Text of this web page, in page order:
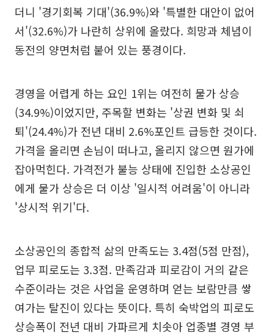
더니 '경기회복 기대'(36.9%)와 '특별한 대안이 없어
서'(32.6%)가 나란히 상위에 올랐다. 희망과 체념이
동전의 양면처럼 붙어 있는 풍경이다.
경영을 어렵게 하는 요인 1위는 여전히 물가 상승
(34.9%)이었지만, 주목할 변화는 '상권 변화 및 쇠
퇴'(24.4%)가 전년 대비 2.6%포인트 급등한 것이다.
가격을 올리면 손님이 떠나고, 올리지 않으면 원가에
잡아먹힌다. 가격전가 불능 상태에 진입한 소상공인
에게 물가 상승은 더 이상 '일시적 어려움'이 아니라
'상시적 위기'다.
소상공인의 종합적 삶의 만족도는 3.4점(5점 만점),
업무 피로도는 3.3점. 만족감과 피로감이 거의 같은
수준이라는 것은 사업을 운영하며 얻는 보람만큼 쌓
여가는 탈진이 있다는 뜻이다. 특히 숙박업의 피로도
상승폭이 전년 대비 가파르게 치솟아 업종별 경영 부